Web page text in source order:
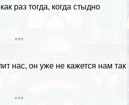
раз тогда, когда стыдно
***
нас, он уже не кажется нам так
***